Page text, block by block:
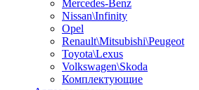
Mercedes-Benz
Nissan\Infinity
Opel
Renault\Mitsubishi\Peugeot
Toyota\Lexus
Volkswagen\Skoda
Комплектующие